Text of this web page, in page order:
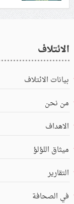
الائتلاف
بيانات الائتلاف
من نحن
الاهداف
ميثاق اللؤلؤ
التقارير
في الصحافة